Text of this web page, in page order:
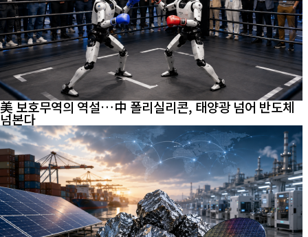
美 보호무역의 역설…中 폴리실리콘, 태양광 넘어 반도체
넘본다